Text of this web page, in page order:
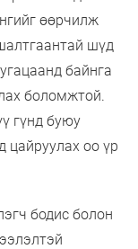
өөрчилж
шүд
байнга
боломжтой.
гүнд буюу
цайруулах оо үр
бодис болон